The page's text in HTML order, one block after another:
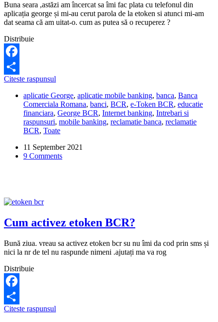
Buna seara ,astăzi am încercat sa îmi fac plata cu telefonul din
aplicația george și mi-au cerut parola de la etoken si atunci mi-am
dat seama că am uitat-o. cum as putea să o recuperez ?
Distribuie
Facebook
Share
Citeste raspunsul
sa
recuperez
parola
etoken
BCR?
aplicatie George, aplicatie mobile banking, banca, Banca
Comerciala Romana, banci, BCR, e-Token BCR, educatie
financiara, George BCR, Internet banking, Intrebari si
raspunsuri, mobile banking, reclamatie banca, reclamatie
BCR, Toate
11 September 2021
9 Comments
Cum activez etoken BCR?
Bună ziua. vreau sa activez etoken bcr su nu îmi da cod prin sms și
nici la nr de tel nu raspunde nimeni .ajutați ma va rog
Distribuie
Facebook
Share
Citeste raspunsul